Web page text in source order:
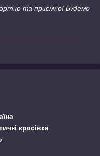
та приємно! Будемо
кросівки